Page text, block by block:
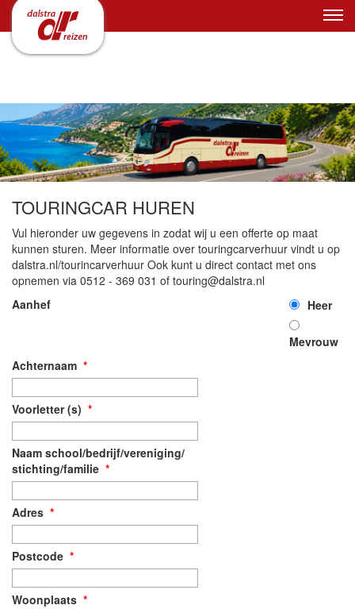
TOURINGCAR HUREN
Vul hieronder uw gegevens in zodat wij u een offerte op maat
kunnen sturen. Meer informatie over touringcarverhuur vindt u op
dalstra.nl/tourincarverhuur Ook kunt u direct contact met ons
opnemen via 0512 - 369 031 of touring@dalstra.nl
Aanhef
Heer
Mevrouw
Achternaam *
Voorletter (s) *
Naam school/bedrijf/vereniging/
stichting/familie *
Adres *
Postcode *
Woonplaats *